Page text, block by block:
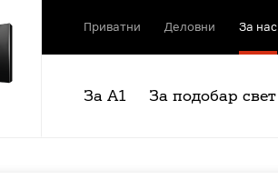
Приватни Деловни За нас
За А1 За подобар свет